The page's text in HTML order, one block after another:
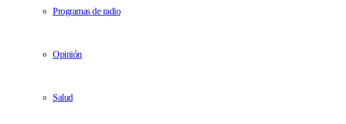
Programas de radio
Opinión
Salud